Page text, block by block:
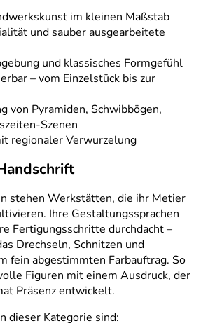
im kleinen Maßstab
und sauber ausgearbeitete
und klassisches Formgefühl
– vom Einzelstück bis zur
von Pyramiden, Schwibbögen,
Szenen
regionaler Verwurzelung
stehen Werkstätten, die ihr Metier
Ihre Gestaltungssprachen
Fertigungsschritte durchdacht –
Drechseln, Schnitzen und
fein abgestimmten Farbauftrag. So
Figuren mit einem Ausdruck, der
Präsenz entwickelt.
dieser Kategorie sind: